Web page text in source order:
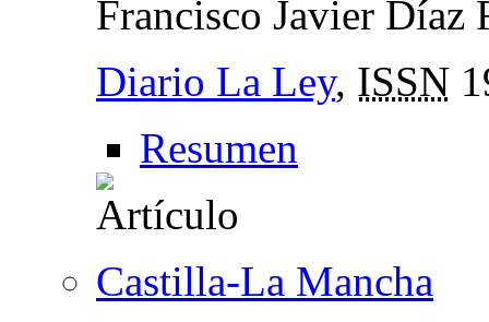
Francisco Javier Díaz
Diario La Ley, ISSN
Resumen
Castilla-La Mancha